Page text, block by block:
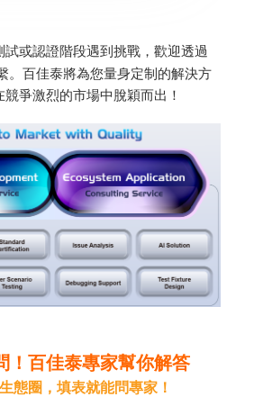
試或認證階段遇到挑戰，歡迎透過
。百佳泰將為您量身定制的解決方
爭激烈的市場中脫穎而出！
！百佳泰專家幫你解答
態圈，填表就能問專家！